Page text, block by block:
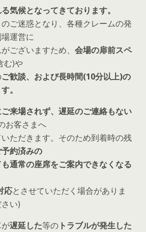
気候となってきております。
ご迷惑となり、各種クレームの発
運営に
ございますため、 会場の扉前スペ
む)や
ご歓談、および長時間(10分以上)の
。
来場されず、遅延のご連絡もない
お客さまへ
ただきます。そのため到着時の残
予約済みの
通常の座席をご案内できなくなる
応とさせていただく場合がありま
さい)
が遅延した等の トラブルが発生した